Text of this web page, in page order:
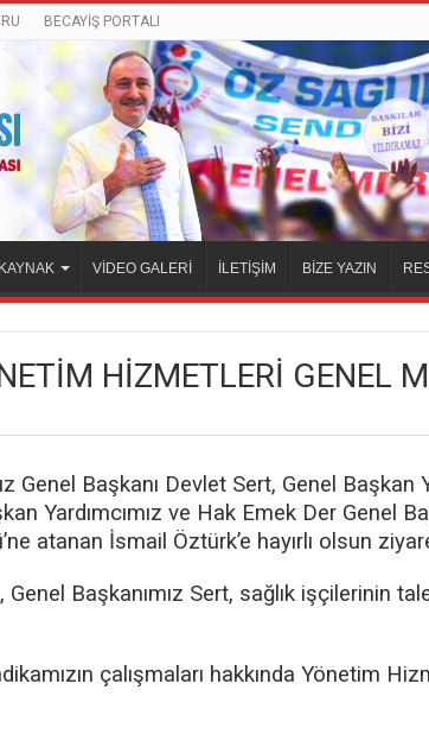
BECAYİŞ PORTALI
VİDEO GALERİ İLETİŞİM BİZE YAZIN
HİZMETLERİ GENEL
Genel Başkanı Devlet Sert, Genel Başkan
Yardımcımız ve Hak Emek Der Genel
atanan İsmail Öztürk’e hayırlı olsun
Başkanımız Sert, sağlık işçilerinin
çalışmaları hakkında Yönetim